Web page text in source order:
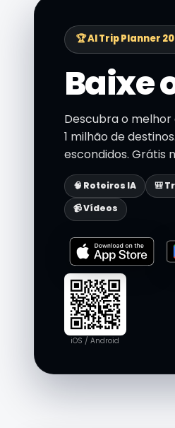
🏆 AI Trip Planner
Baixe
Descubra o
1 milhão de
escondidos. Grátis
🧠 Roteiros IA 🎒
📹 Vídeos
iOS / Android